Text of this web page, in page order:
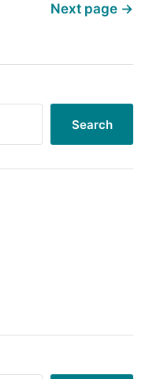
Next page →
Search